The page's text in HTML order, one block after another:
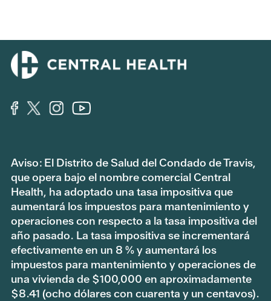
Aviso: El Distrito de Salud del Condado de Travis,
que opera bajo el nombre comercial Central
Health, ha adoptado una tasa impositiva que
aumentará los impuestos para mantenimiento y
operaciones con respecto a la tasa impositiva del
año pasado. La tasa impositiva se incrementará
efectivamente en un 8 % y aumentará los
impuestos para mantenimiento y operaciones de
una vivienda de $100,000 en aproximadamente
$8.41 (ocho dólares con cuarenta y un centavos).